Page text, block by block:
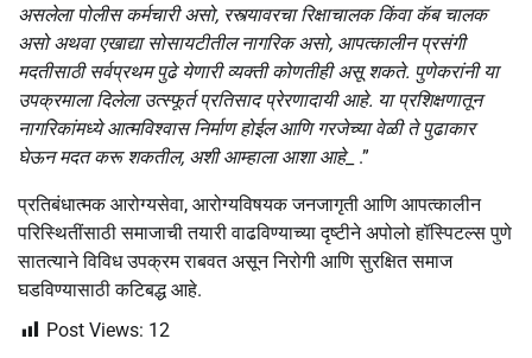
असलेला पोलीस कर्मचारी असो, रस्त्यावरचा रिक्षाचालक किंवा कॅब चालक
असो अथवा एखाद्या सोसायटीतील नागरिक असो, आपत्कालीन प्रसंगी
मदतीसाठी सर्वप्रथम पुढे येणारी व्यक्ती कोणतीही असू शकते. पुणेकरांनी या
उपक्रमाला दिलेला उत्स्फूर्त प्रतिसाद प्रेरणादायी आहे. या प्रशिक्षणातून
नागरिकांमध्ये आत्मविश्वास निर्माण होईल आणि गरजेच्या वेळी ते पुढाकार
घेऊन मदत करू शकतील, अशी आम्हाला आशा आहे_ .”
प्रतिबंधात्मक आरोग्यसेवा, आरोग्यविषयक जनजागृती आणि आपत्कालीन
परिस्थितींसाठी समाजाची तयारी वाढविण्याच्या दृष्टीने अपोलो हॉस्पिटल्स पुणे
सातत्याने विविध उपक्रम राबवत असून निरोगी आणि सुरक्षित समाज
घडविण्यासाठी कटिबद्ध आहे.
Post Views: 12